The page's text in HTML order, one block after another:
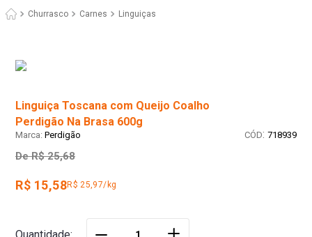
Churrasco Carnes Linguiças
Linguiça Toscana com Queijo Coalho
Perdigão Na Brasa 600g
Perdigão : 718939
De R$ 25,68
R$ 15,58R$ 25,97/kg